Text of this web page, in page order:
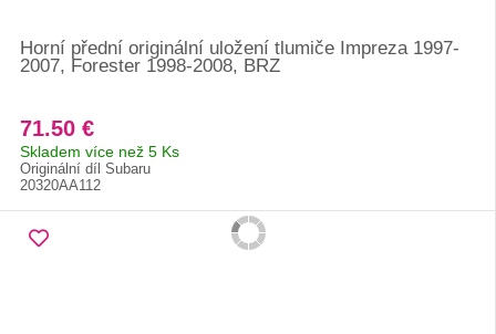
Horní přední originální uložení tlumiče Impreza 1997-
2007, Forester 1998-2008, BRZ
71.50 €
Skladem více než 5 Ks
Originální díl Subaru
20320AA112